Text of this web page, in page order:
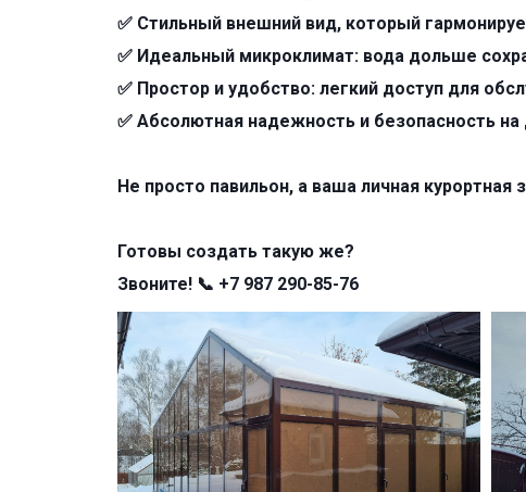
✅ Стильный внешний вид, который
✅ Идеальный микроклимат: вода дольше
✅ Простор и удобство: легкий доступ для
✅ Абсолютная надежность и безопасность на
Не просто павильон, а ваша личная
Готовы создать такую же?
Звоните! 📞 +7 987 290-85-76